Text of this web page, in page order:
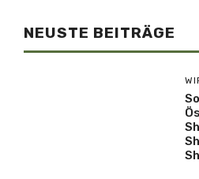
NEUSTE BEITRÄGE